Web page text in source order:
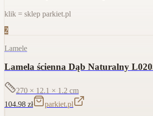
klik = sklep parkiet.pl
2
Lamele
Lamela ścienna Dąb Naturalny
270 × 12.1 × 1.2 cm
104.98 zł parkiet.pl